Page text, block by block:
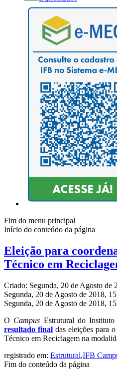
Fim do menu principal
Início do conteúdo da página
Eleição para
Técnico em
Criado: Segunda, 20 de Agosto de
Segunda, 20 de Agosto de 2018,
Segunda, 20 de Agosto de 2018,
O Campus Estrutural do
resultado final das eleições para
Técnico em Reciclagem na
registrado em: Estrutural,IFB
Fim do conteúdo da página